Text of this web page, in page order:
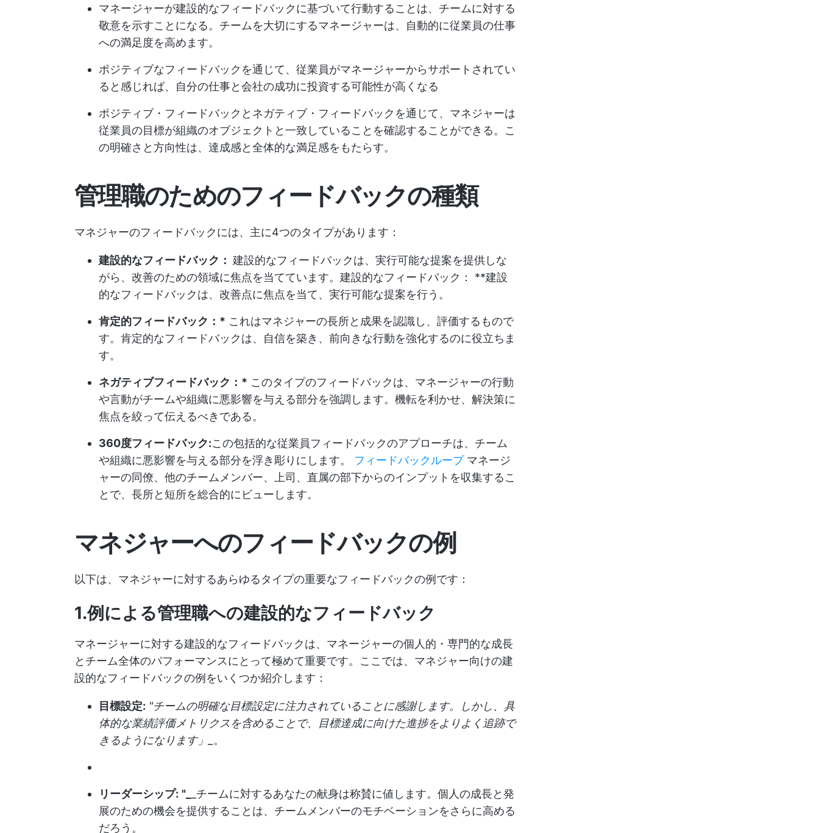
マネージャーが建設的なフィードバックに基づいて行動することは、チームに対する
敬意を示すことになる。チームを大切にするマネージャーは、自動的に従業員の仕事
への満足度を高めます。
ポジティブなフィードバックを通じて、従業員がマネージャーからサポートされてい
ると感じれば、自分の仕事と会社の成功に投資する可能性が高くなる
ポジティブ・フィードバックとネガティブ・フィードバックを通じて、マネジャーは
従業員の目標が組織のオブジェクトと一致していることを確認することができる。こ
の明確さと方向性は、達成感と全体的な満足感をもたらす。
管理職のためのフィードバックの種類
マネジャーのフィードバックには、主に4つのタイプがあります：
建設的なフィードバック： 建設的なフィードバックは、実行可能な提案を提供しな
がら、改善のための領域に焦点を当てています。建設的なフィードバック： **建設
的なフィードバックは、改善点に焦点を当て、実行可能な提案を行う。
肯定的フィードバック：* これはマネジャーの長所と成果を認識し、評価するもので
す。肯定的なフィードバックは、自信を築き、前向きな行動を強化するのに役立ちま
す。
ネガティブフィードバック：* このタイプのフィードバックは、マネージャーの行動
や言動がチームや組織に悪影響を与える部分を強調します。機転を利かせ、解決策に
焦点を絞って伝えるべきである。
360度フィードバック:この包括的な従業員フィードバックのアプローチは、チーム
や組織に悪影響を与える部分を浮き彫りにします。 フィードバックループマネージ
ャーの同僚、他のチームメンバー、上司、直属の部下からのインプットを収集するこ
とで、長所と短所を総合的にビューします。
マネジャーへのフィードバックの例
以下は、マネジャーに対するあらゆるタイプの重要なフィードバックの例です：
1.例による管理職への建設的なフィードバック
マネージャーに対する建設的なフィードバックは、マネージャーの個人的・専門的な成長
とチーム全体のパフォーマンスにとって極めて重要です。ここでは、マネジャー向けの建
設的なフィードバックの例をいくつか紹介します：
目標設定: "チームの明確な目標設定に注力されていることに感謝します。しかし、具
体的な業績評価メトリクスを含めることで、目標達成に向けた進捗をよりよく追跡で
きるようになります」_ 。
リーダーシップ: "_
_チームに対するあなたの献身は称賛に値します。個人の成長と発
展のための機会を提供することは、チームメンバーのモチベーションをさらに高める
だろう。